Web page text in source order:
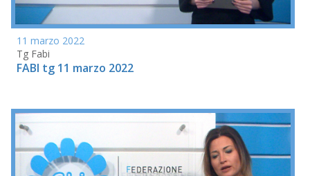
11 marzo 2022
Tg Fabi
FABI tg 11 marzo 2022